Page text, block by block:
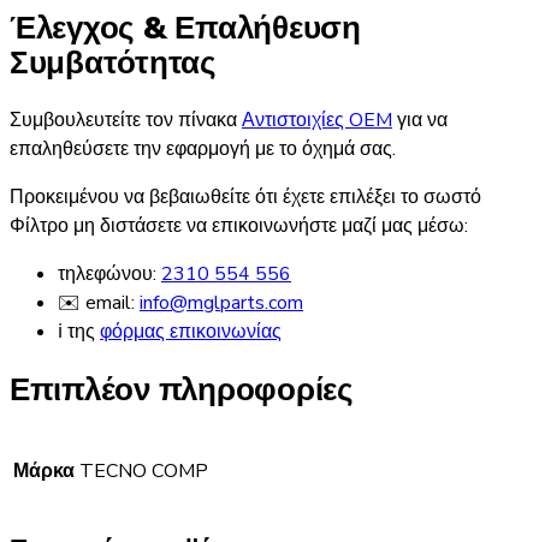
Έλεγχος & Επαλήθευση
Συμβατότητας
Συμβουλευτείτε τον πίνακαΑντιστοιχίες OEMγια να
επαληθεύσετε την εφαρμογή με το όχημά σας.
Προκειμένου να βεβαιωθείτε ότι έχετε επιλέξει το σωστό
Φίλτρο μη διστάσετε να επικοινωνήστε μαζί μας μέσω:
τηλεφώνου: 2310 554 556
✉️ email: info@mglparts.com
ℹ️ τηςφόρμας επικοινωνίας
Επιπλέον πληροφορίες
Μάρκα TECNO COMP